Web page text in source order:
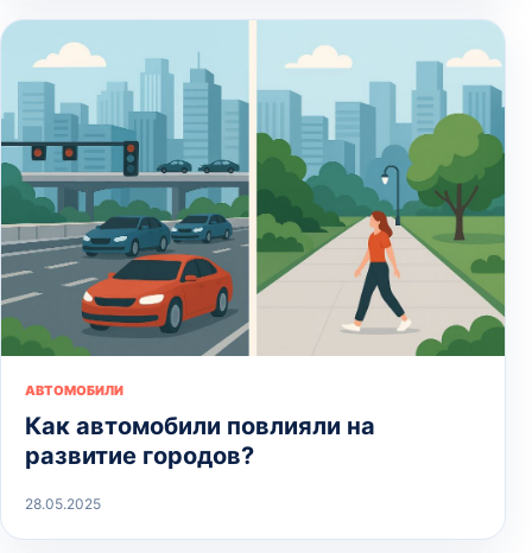
АВТОМОБИЛИ
Как автомобили повлияли на
развитие городов?
28.05.2025